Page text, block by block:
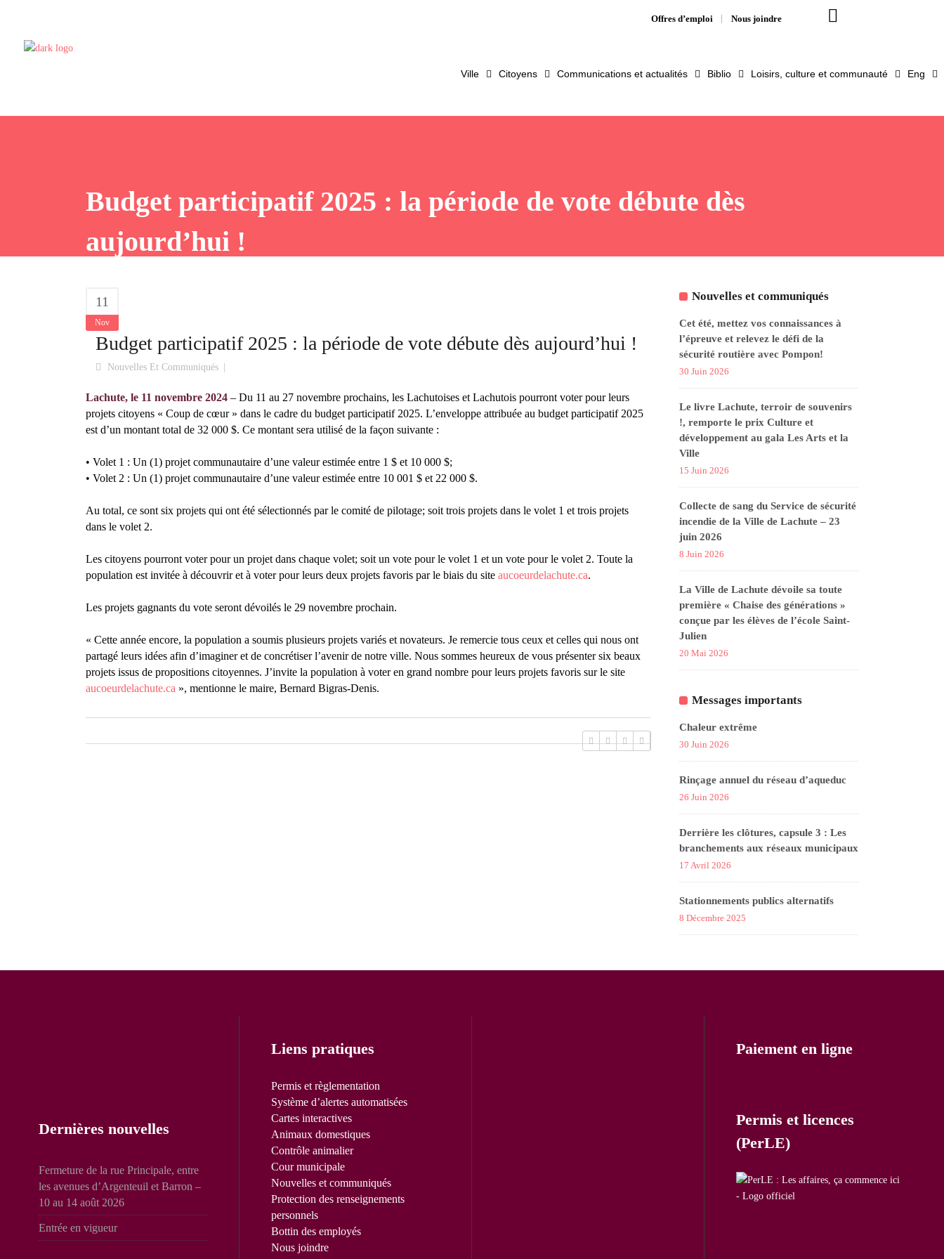
Offres d’emploi Nous joindre
Ville Citoyens Communications et actualités Biblio Loisirs, culture et communauté Eng
Budget participatif 2025 : la période de vote débute dès
aujourd’hui !
11
Nov
Budget participatif 2025 : la période de vote débute dès aujourd’hui !
Nouvelles Et Communiqués
Lachute, le 11 novembre 2024 – Du 11 au 27 novembre prochains, les Lachutoises et Lachutois pourront voter pour leurs
projets citoyens « Coup de cœur » dans le cadre du budget participatif 2025. L’enveloppe attribuée au budget participatif 2025
est d’un montant total de 32 000 $. Ce montant sera utilisé de la façon suivante :
• Volet 1 : Un (1) projet communautaire d’une valeur estimée entre 1 $ et 10 000 $;
• Volet 2 : Un (1) projet communautaire d’une valeur estimée entre 10 001 $ et 22 000 $.
Au total, ce sont six projets qui ont été sélectionnés par le comité de pilotage; soit trois projets dans le volet 1 et trois projets
dans le volet 2.
Les citoyens pourront voter pour un projet dans chaque volet; soit un vote pour le volet 1 et un vote pour le volet 2. Toute la
population est invitée à découvrir et à voter pour leurs deux projets favoris par le biais du site aucoeurdelachute.ca.
Les projets gagnants du vote seront dévoilés le 29 novembre prochain.
« Cette année encore, la population a soumis plusieurs projets variés et novateurs. Je remercie tous ceux et celles qui nous ont
partagé leurs idées afin d’imaginer et de concrétiser l’avenir de notre ville. Nous sommes heureux de vous présenter six beaux
projets issus de propositions citoyennes. J’invite la population à voter en grand nombre pour leurs projets favoris sur le site
aucoeurdelachute.ca », mentionne le maire, Bernard Bigras-Denis.
Nouvelles et communiqués
Cet été, mettez vos connaissances à
l’épreuve et relevez le défi de la
sécurité routière avec Pompon!
30 Juin 2026
Le livre Lachute, terroir de souvenirs
!, remporte le prix Culture et
développement au gala Les Arts et la
Ville
15 Juin 2026
Collecte de sang du Service de sécurité
incendie de la Ville de Lachute – 23
juin 2026
8 Juin 2026
La Ville de Lachute dévoile sa toute
première « Chaise des générations »
conçue par les élèves de l’école Saint-
Julien
20 Mai 2026
Messages importants
Chaleur extrême
30 Juin 2026
Rinçage annuel du réseau d’aqueduc
26 Juin 2026
Derrière les clôtures, capsule 3 : Les
branchements aux réseaux municipaux
17 Avril 2026
Stationnements publics alternatifs
8 Décembre 2025
Dernières nouvelles
Fermeture de la rue Principale, entre
les avenues d’Argenteuil et Barron –
10 au 14 août 2026
Entrée en vigueur
Liens pratiques
Permis et règlementation
Système d’alertes automatisées
Cartes interactives
Animaux domestiques
Contrôle animalier
Cour municipale
Nouvelles et communiqués
Protection des renseignements
personnels
Bottin des employés
Nous joindre
Paiement en ligne
Permis et licences
(PerLE)